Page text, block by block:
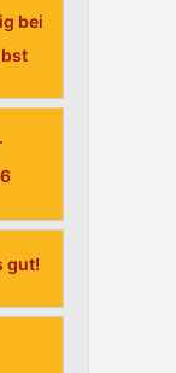
bei
gut!